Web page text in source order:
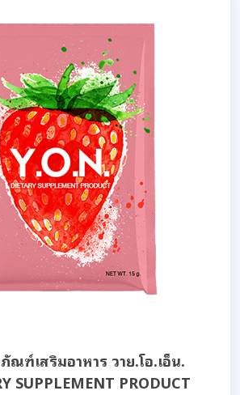
ณฑ์เสริมอาหาร วาย.โอ.เอ็น.
SUPPLEMENT PRODUCT